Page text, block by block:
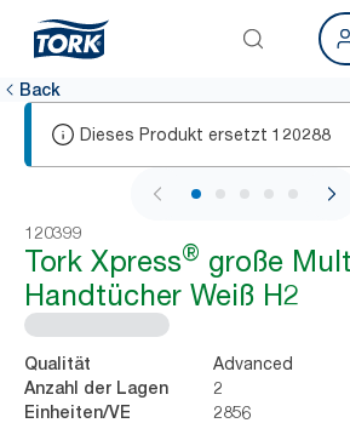
Back
Dieses Produkt ersetzt 120288
1 / 7
120399
Tork Xpress® große
Handtücher Weiß H2
Qualität Advanced
Anzahl der Lagen 2
Einheiten/VE 2856